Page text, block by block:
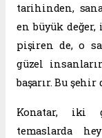
tarihinden,
en büyük
pişiren de, o
güzel
başarır. Bu
Konatar, iki
temaslarda